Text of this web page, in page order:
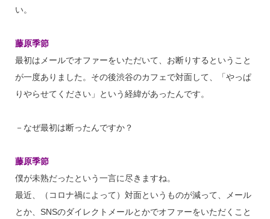
い。
藤原季節
最初はメールでオファーをいただいて、お断りするということ
が一度ありました。その後渋谷のカフェで対面して、「やっぱ
りやらせてください」という経緯があったんです。
－なぜ最初は断ったんですか？
藤原季節
僕が未熟だったという一言に尽きますね。
最近、（コロナ禍によって）対面というものが減って、メール
とか、SNSのダイレクトメールとかでオファーをいただくこと